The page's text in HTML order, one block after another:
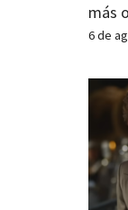
más
6 de